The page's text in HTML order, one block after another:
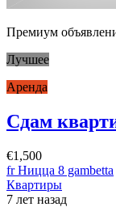
Премиум
Лучшее
Аренда
Сдам
€1,500
fr Ницца 8 gambetta
Квартиры
7 лет назад